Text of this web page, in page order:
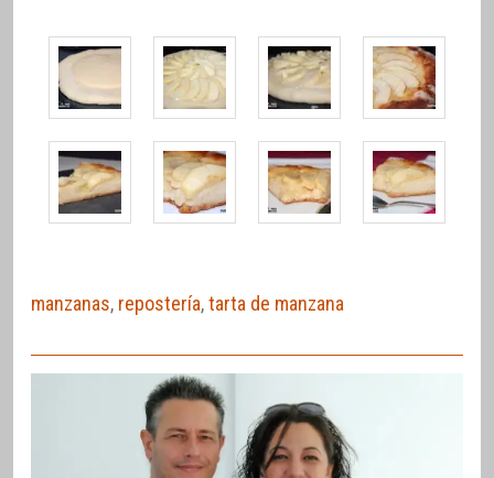
manzanas, repostería,tarta de manzana